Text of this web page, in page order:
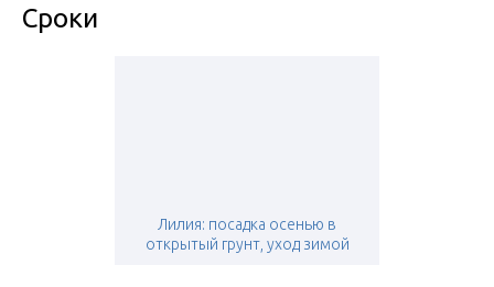
Сроки
Лилия: посадка осенью в
открытый грунт, уход зимой